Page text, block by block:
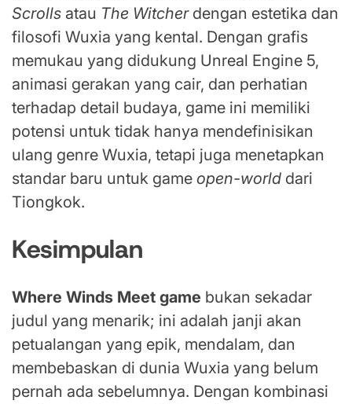
Scrolls atau The Witcherdengan estetika dan
filosofi Wuxia yang kental. Dengan grafis
memukau yang didukung Unreal Engine 5,
animasi gerakan yang cair, dan perhatian
terhadap detail budaya, game ini memiliki
potensi untuk tidak hanya mendefinisikan
ulang genre Wuxia, tetapi juga menetapkan
standar baru untuk game open-world dari
Tiongkok.
Kesimpulan
Where Winds Meet game bukan sekadar
judul yang menarik; ini adalah janji akan
petualangan yang epik, mendalam, dan
membebaskan di dunia Wuxia yang belum
pernah ada sebelumnya. Dengan kombinasi